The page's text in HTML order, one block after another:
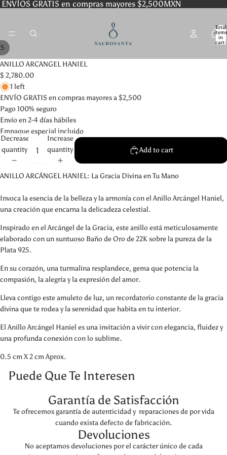
ENVÍOS GRATIS en compras mayores $2,500MXN
Total
items
in
cart:
5
ANILLO ARCANGEL HANIEL
$ 2,780.00
1 left
ENVÍO GRATIS en compras mayores a $2,500
Pago 100% seguro
Envío en 2-4 días hábiles
Empaque especial incluido
Decrease
quantity
Increase
quantity
Add to cart
ANILLO ARCÁNGEL HANIEL: La Gracia Divina en Tu Mano
Invoca la esencia de la belleza y la armonía con el Anillo Arcángel Haniel,
una creación que encarna la delicadeza celestial.
Inspirado en el Arcángel de la Gracia, este anillo está meticulosamente
elaborado con un suntuoso Baño de Oro de 22K sobre la pureza de la
Plata 925.
En su corazón, una turmalina resplandece, gema que potencia la
compasión, la alegría y la expresión del amor.
Lleva contigo este amuleto de luz, un recordatorio constante de la gracia
divina que te rodea y la serenidad que habita en tu interior.
El Anillo Arcángel Haniel es una invitación a vivir con elegancia, fluidez y
una profunda conexión con lo sublime.
0.5 cm X 2 cm Aprox.
Puede Que Te Interesen
Garantía de Satisfacción
Te ofrecemos garantía de autenticidad y reparaciones de por vida
cuando exista defecto de fabricación.
Devoluciones
No aceptamos devoluciones por el carácter único de cada